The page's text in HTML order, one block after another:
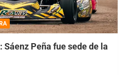
Sáenz Peña fue sede de la